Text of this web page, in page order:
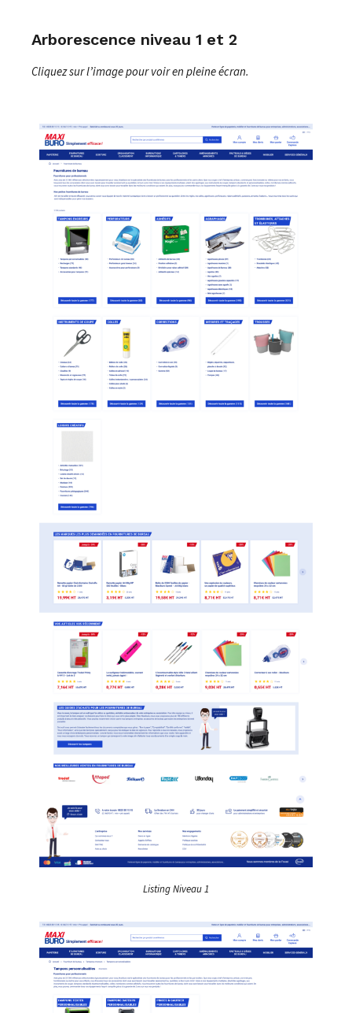
Arborescence niveau 1 et 2
Cliquez sur l’image pour voir en pleine écran.
Listing Niveau 1